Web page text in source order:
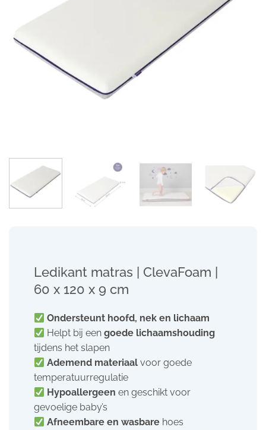
Ledikant matras | ClevaFoam |
60 x 120 x 9 cm
Ondersteunt hoofd, nek en lichaam
Helpt bij eengoede lichaamshouding
tijdens het slapen
Ademend materiaal voor goede
temperatuurregulatie
Hypoallergeen en geschikt voor
gevoelige baby’s
Afneembare en wasbare hoes